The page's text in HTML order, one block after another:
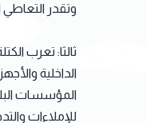
وتقدر
ثالثا: تعرب
الداخلية
المؤسسات
للإملاءات